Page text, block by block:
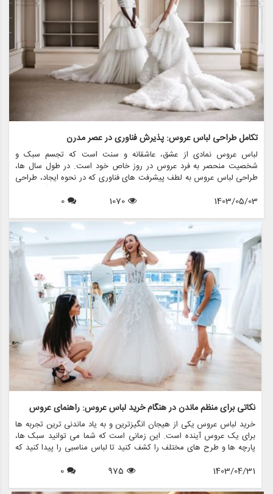
تکامل طراحی لباس عروس: پذیرش فناوری در عصر مدرن
لباس عروس نمادی از عشق، عاشقانه و سنت است که تجسم سبک و
شخصیت منحصر به فرد عروس در روز خاص خود است. در طول سال ها،
طراحی لباس عروس به لطف پیشرفت های فناوری که در نحوه ایجاد، طراحی
و شخصی سازی لباس ها متحول شده است، به طور قابل توجهی تکامل یافته
است. در این مقاله، نقش تکنولوژی در طراحی لباس عروس مدرن را بررسی
چگونه از تکنولوژی استفاده می کند تا تجربه ای یکپارچه و نوآورانه را برای
عروس هایی که به دنبال لباس رویایی خود هستند، ارائه دهد.
1403/05/03
1070
0
نکاتی برای منظم ماندن در هنگام خرید لباس عروس: راهنمای عروس
خرید لباس عروس یکی از هیجان انگیزترین و به یاد ماندنی ترین تجربه ها
برای یک عروس آینده است. این زمانی است که شما می توانید سبک ها،
پارچه ها و طرح های مختلف را کشف کنید تا لباس مناسبی را پیدا کنید که
در روز خاص خود احساس یک شاهزاده خانم را به شما بدهد. با این حال، با
وجود گزینه های بسیار زیاد، پیمایش در این فرآیند می تواند طاقت فرسا و
1403/04/31
975
0